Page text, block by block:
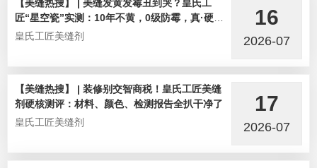
【美缝热搜】 | 美缝发黄发霉丑到哭？皇氏工
匠“星空瓷”实测：10年不黄，0级防霉，真·硬核
选手！
皇氏工匠美缝剂
16
2026-07
【美缝热搜】 | 装修别交智商税！皇氏工匠美缝
剂硬核测评：材料、颜色、检测报告全扒干净了
皇氏工匠美缝剂
17
2026-07